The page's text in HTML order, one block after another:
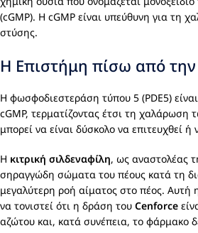
(cGMP). Η cGMP είναι υπεύθυνη για τη
στύσης.
Η Επιστήμη πίσω από
Η φωσφοδιεστεράση τύπου 5 (PDE5)
cGMP, τερματίζοντας έτσι τη
μπορεί να είναι δύσκολο να επιτευχθεί ή
Η κιτρική σιλδεναφίλη, ως αναστολέας
σηραγγώδη σώματα του πέους κατά τη
μεγαλύτερη ροή αίματος στο πέος. Αυτή
να τονιστεί ότι η δράση του Cenforce
αζώτου και, κατά συνέπεια, το φάρμακο